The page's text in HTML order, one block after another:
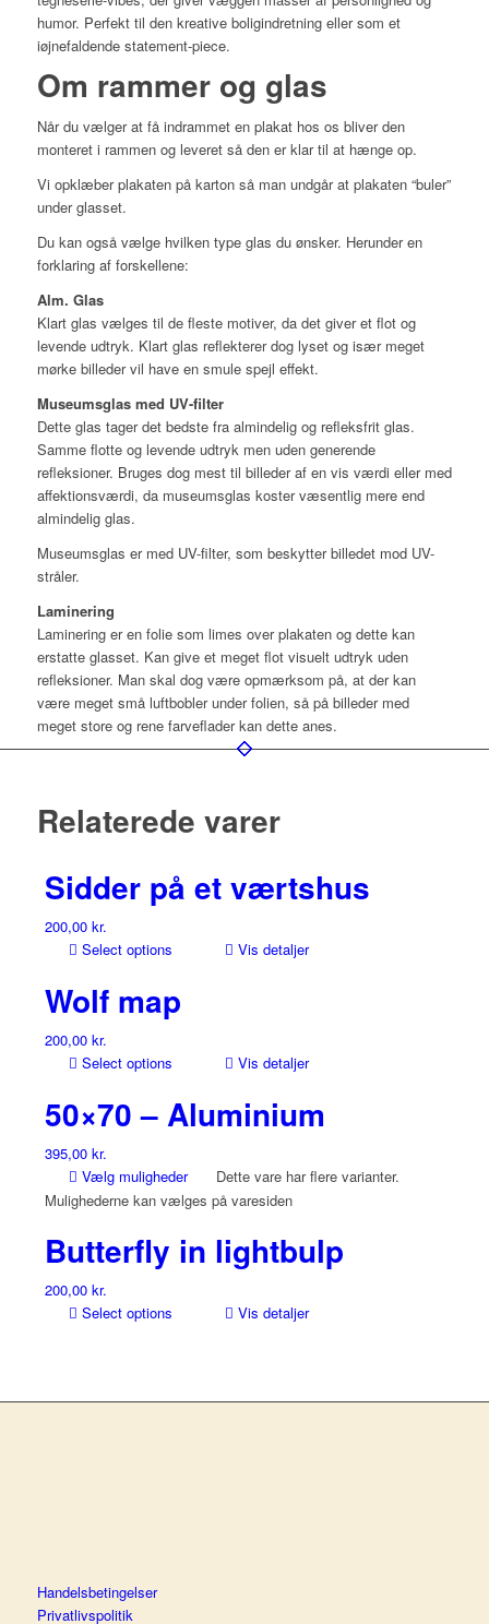
humor. Perfekt til den kreative boligindretning eller som et
iøjnefaldende statement-piece.
Om rammer og glas
Når du vælger at få indrammet en plakat hos os bliver den
monteret i rammen og leveret så den er klar til at hænge op.
Vi opklæber plakaten på karton så man undgår at plakaten “buler”
under glasset.
Du kan også vælge hvilken type glas du ønsker. Herunder en
forklaring af forskellene:
Alm. Glas
Klart glas vælges til de fleste motiver, da det giver et flot og
levende udtryk. Klart glas reflekterer dog lyset og især meget
mørke billeder vil have en smule spejl effekt.
Museumsglas med UV-filter
Dette glas tager det bedste fra almindelig og refleksfrit glas.
Samme flotte og levende udtryk men uden generende
refleksioner. Bruges dog mest til billeder af en vis værdi eller med
affektionsværdi, da museumsglas koster væsentlig mere end
almindelig glas.
Museumsglas er med UV-filter, som beskytter billedet mod UV-
stråler.
Laminering
Laminering er en folie som limes over plakaten og dette kan
erstatte glasset. Kan give et meget flot visuelt udtryk uden
refleksioner. Man skal dog være opmærksom på, at der kan
være meget små luftbobler under folien, så på billeder med
meget store og rene farveflader kan dette anes.
Relaterede varer
Sidder på et værtshus
200,00 kr.
Select options
Vis detaljer
Wolf map
200,00 kr.
Select options
Vis detaljer
50×70 – Aluminium
395,00 kr.
Vælg muligheder
Dette vare har flere varianter.
Mulighederne kan vælges på varesiden
Butterfly in lightbulp
200,00 kr.
Select options
Vis detaljer
Handelsbetingelser
Privatlivspolitik